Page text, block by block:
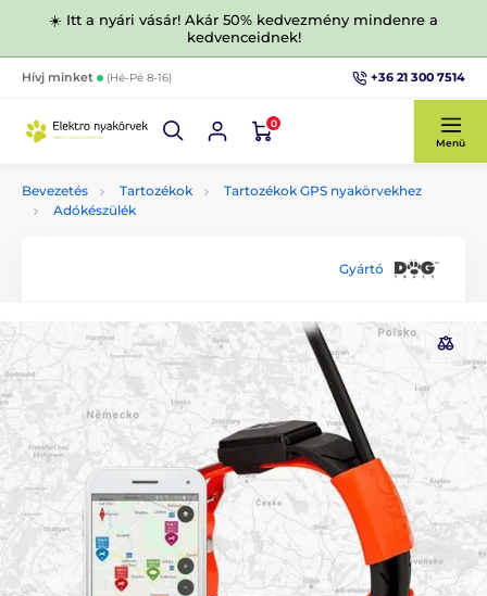
☀️ Itt a nyári vásár! Akár 50% kedvezmény mindenre a
kedvenceidnek!
Hívj minket (Hé-Pé 8-16) +36 21 300 7514
0
Menü
Bevezetés Tartozékok
Tartozékok GPS nyakörvekhez
Adókészülék
Gyártó